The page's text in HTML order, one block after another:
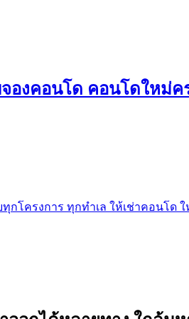
องคอนโด คอนโดใหม่ค
โครงการ ทุกทำเล ให้เช่าคอนโด